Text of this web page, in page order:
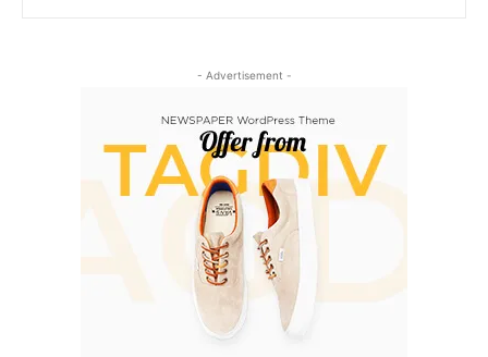
- Advertisement -